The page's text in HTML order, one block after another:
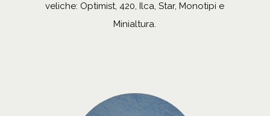
veliche: Optimist, 420, Ilca, Star, Monotipi e
Minialtura.